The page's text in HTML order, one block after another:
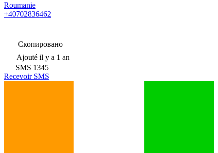
Roumanie
+40702836462
Скопировано
Ajouté il y a 1 an
SMS 1345
Recevoir SMS